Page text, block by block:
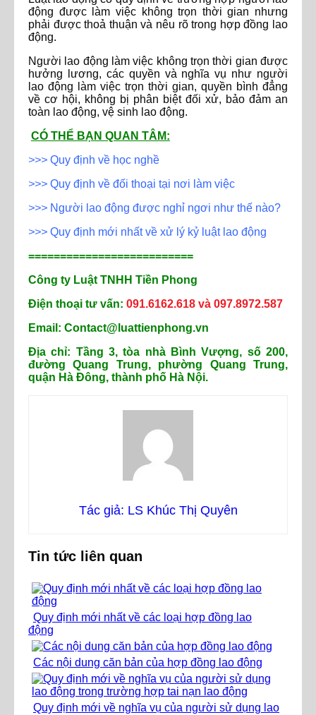
động được làm việc không trọn thời gian nhưng
phải được thoả thuận và nêu rõ trong hợp đồng lao
động.
Người lao động làm việc không trọn thời gian được
hưởng lương, các quyền và nghĩa vụ như người
lao động làm việc trọn thời gian, quyền bình đẳng
về cơ hội, không bị phân biệt đối xử, bảo đảm an
toàn lao động, vệ sinh lao động.
CÓ THỂ BẠN QUAN TÂM:
>>> Quy định về học nghề
>>> Quy định về đối thoại tại nơi làm việc
>>> Người lao động được nghỉ ngơi như thế nào?
>>> Quy định mới nhất về xử lý kỷ luật lao động
==========================
Công ty Luật TNHH Tiền Phong
Điện thoại tư vấn: 091.6162.618 và 097.8972.587
Email: Contact@luattienphong.vn
Địa chỉ: Tầng 3, tòa nhà Bình Vượng, số 200,
đường Quang Trung, phường Quang Trung,
quận Hà Đông, thành phố Hà Nội.
Tác giả: LS Khúc Thị Quyên
Tin tức liên quan
Quy định mới nhất về các loại hợp đồng lao
động
Các nội dung căn bản của hợp đồng lao động
Quy định mới về nghĩa vụ của người sử dụng lao